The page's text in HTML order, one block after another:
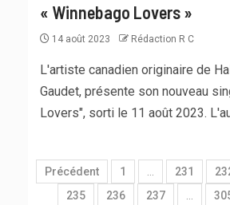
« Winnebago Lovers »
14 août 2023 Rédaction R C
L'artiste canadien originaire de
Gaudet, présente son nouveau
Lovers", sorti le 11 août 2023.
Précédent 1 231
235
236 237